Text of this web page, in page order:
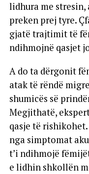
lidhura me
preken prej tyre.
gjatë trajtimit të
ndihmojnë qasjet
A do ta dërgonit
atak të rëndë
shumicës së
Megjithatë,
qasje të
nga simptomat
t’i ndihmojë
e lidhin shkollën